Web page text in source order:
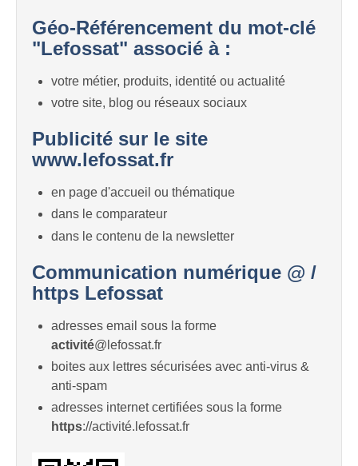
Géo-Référencement du mot-clé
"Lefossat" associé à :
votre métier, produits, identité ou actualité
votre site, blog ou réseaux sociaux
Publicité sur le site
www.lefossat.fr
en page d'accueil ou thématique
dans le comparateur
dans le contenu de la newsletter
Communication numérique @ /
https Lefossat
adresses email sous la forme
activité@lefossat.fr
boites aux lettres sécurisées avec anti-virus &
anti-spam
adresses internet certifiées sous la forme
https://activité.lefossat.fr